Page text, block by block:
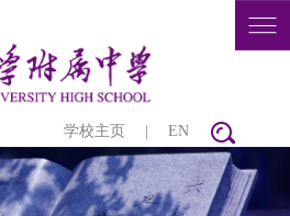
学校主页 EN